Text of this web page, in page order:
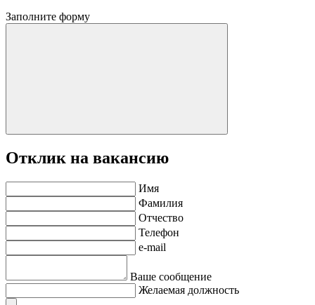
Заполните форму
Отклик на вакансию
Имя
Фамилия
Отчество
Телефон
e-mail
Ваше сообщение
Желаемая должность